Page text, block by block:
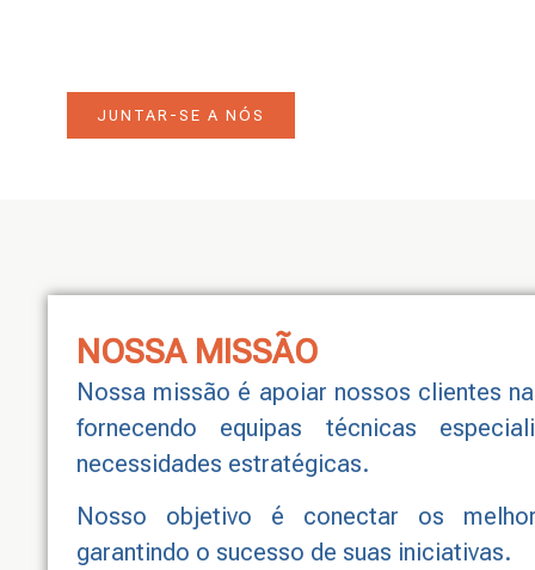
JUNTAR-SE A NÓS
NOSSA MISSÃO
Nossa missão é apoiar nossos clientes
fornecendo equipas técnicas
necessidades estratégicas.
Nosso objetivo é conectar os
garantindo o sucesso de suas iniciativas.